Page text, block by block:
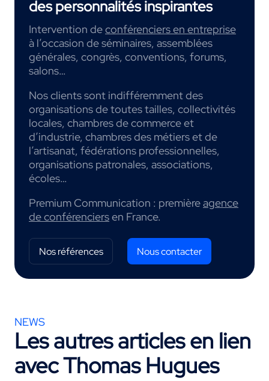
des personnalités inspirantes
Intervention deconférenciers en entreprise
à l’occasion de séminaires, assemblées
générales, congrès, conventions, forums,
salons…
Nos clients sont indifféremment des
organisations de toutes tailles, collectivités
locales, chambres de commerce et
d’industrie, chambres des métiers et de
l’artisanat, fédérations professionnelles,
organisations patronales, associations,
écoles…
Premium Communication : premièreagence
de conférenciersen France.
Nos références Nous contacter
NEWS
Les autres articles en lien
avecThomas Hugues